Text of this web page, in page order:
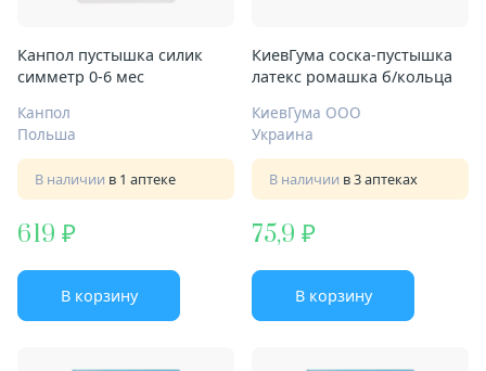
Канпол пустышка силик
симметр 0-6 мес
Канпол
Польша
В наличии в 1 аптеке
619
В корзину
КиевГума соска-пустышка
латекс ромашка б/кольца
КиевГума ООО
Украина
В наличии в 3 аптеках
75,9
В корзину